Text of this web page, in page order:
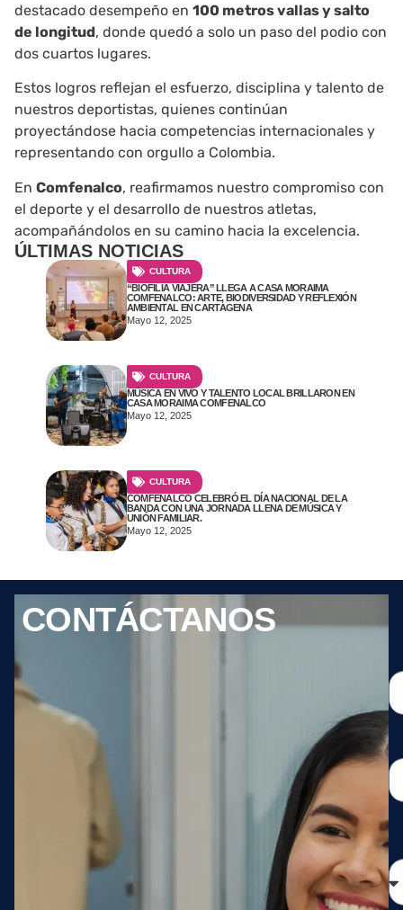
destacado desempeño en 100 metros vallas y salto
de longitud, donde quedó a solo un paso del podio con
dos cuartos lugares.
Estos logros reflejan el esfuerzo, disciplina y talento de
nuestros deportistas, quienes continúan
proyectándose hacia competencias internacionales y
representando con orgullo a Colombia.
En Comfenalco, reafirmamos nuestro compromiso con
el deporte y el desarrollo de nuestros atletas,
acompañándolos en su camino hacia la excelencia.
ÚLTIMAS NOTICIAS​
CULTURA
“BIOFILIA VIAJERA” LLEGA A CASA MORAIMA
COMFENALCO: ARTE, BIODIVERSIDAD Y REFLEXIÓN
AMBIENTAL EN CARTAGENA
Mayo 12, 2025
CULTURA
MÚSICA EN VIVO Y TALENTO LOCAL BRILLARON EN
CASA MORAIMA COMFENALCO
Mayo 12, 2025
CULTURA
COMFENALCO CELEBRÓ EL DÍA NACIONAL DE LA
BANDA CON UNA JORNADA LLENA DE MÚSICA Y
UNIÓN FAMILIAR.
Mayo 12, 2025
CONTÁCTANOS